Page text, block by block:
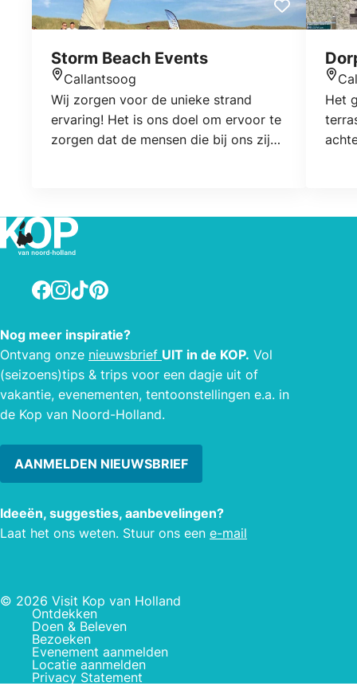
Storm Beach Events
Callantsoog
Wij zorgen voor de unieke strand
ervaring! Het is ons doel om ervoor te
zorgen dat de mensen die bij ons zijn
escape on tour, familie-uitjes.
Het
Facebook
Instagram
TikTokPinterest
Nog meer inspiratie?
Ontvang onze nieuwsbrief UIT in de KOP. Vol
(seizoens)tips & trips voor een dagje uit of
vakantie, evenementen, tentoonstellingen e.a. in
de Kop van Noord-Holland.
AANMELDEN NIEUWSBRIEF
Ideeën, suggesties, aanbevelingen?
Laat het ons weten. Stuur ons een e-mail
© 2026 Visit Kop van Holland
Ontdekken
Doen & Beleven
Bezoeken
Evenement aanmelden
Locatie aanmelden
Privacy Statement